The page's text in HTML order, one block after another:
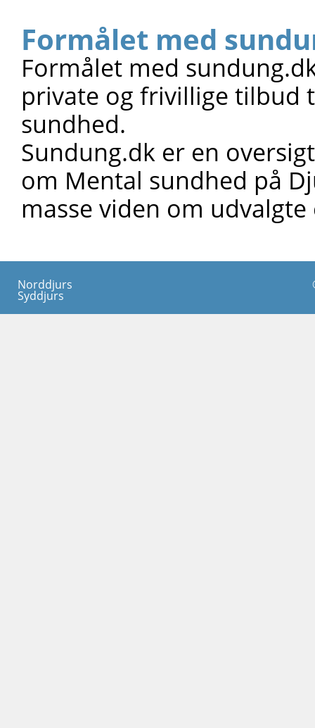
Formålet med
Formålet med
private og frivillige tilbud
sundhed.
Sundung.dk er en
om Mental sundhed på
masse viden om
Norddjurs
Syddjurs